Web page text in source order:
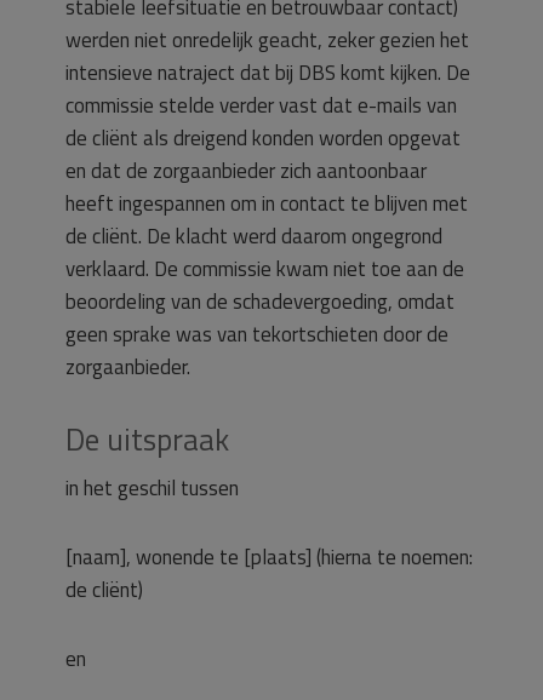
stabiele leefsituatie en betrouwbaar contact)
werden niet onredelijk geacht, zeker gezien het
intensieve natraject dat bij DBS komt kijken. De
commissie stelde verder vast dat e-mails van
de cliënt als dreigend konden worden opgevat
en dat de zorgaanbieder zich aantoonbaar
heeft ingespannen om in contact te blijven met
de cliënt. De klacht werd daarom ongegrond
verklaard. De commissie kwam niet toe aan de
beoordeling van de schadevergoeding, omdat
geen sprake was van tekortschieten door de
zorgaanbieder.
De uitspraak
in het geschil tussen
[naam], wonende te [plaats] (hierna te noemen:
de cliënt)
en